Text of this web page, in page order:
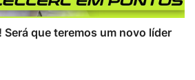
Será que teremos um novo líder